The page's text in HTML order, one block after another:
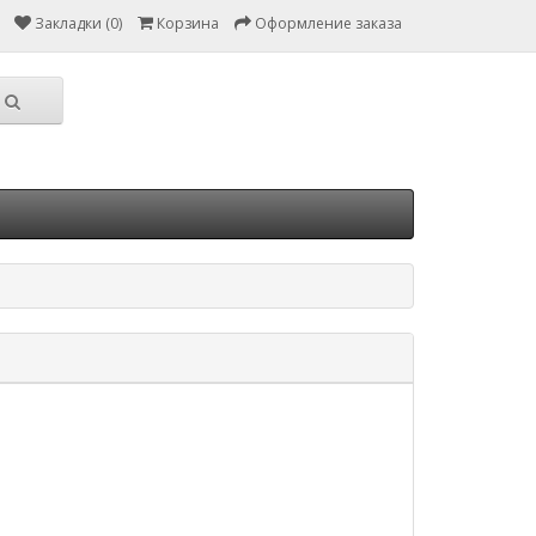
Закладки (0) Корзина Оформление заказа